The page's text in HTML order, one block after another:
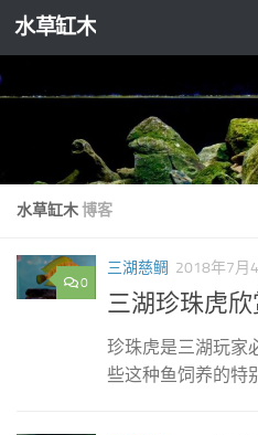
跳至内容
水草缸木
水草缸木博客
0
三湖慈鲷 2018年7月
三湖珍珠虎
珍珠虎是三湖玩家
些这种鱼饲养的特